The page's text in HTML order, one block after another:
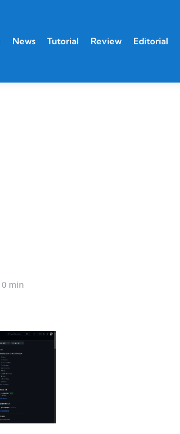
News Tutorial Review Editorial
0 min